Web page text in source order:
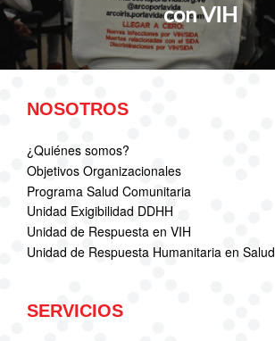
con VIH
NOSOTROS
¿Quiénes somos?
Objetivos Organizacionales
Programa Salud Comunitaria
Unidad Exigibilidad DDHH
Unidad de Respuesta en VIH
Unidad de Respuesta Humanitaria en Salud
SERVICIOS